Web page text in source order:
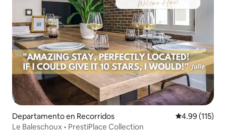
Departamento en Recorridos Calificación
4.99 (115)
Le Baleschoux • PrestiPlace Collection